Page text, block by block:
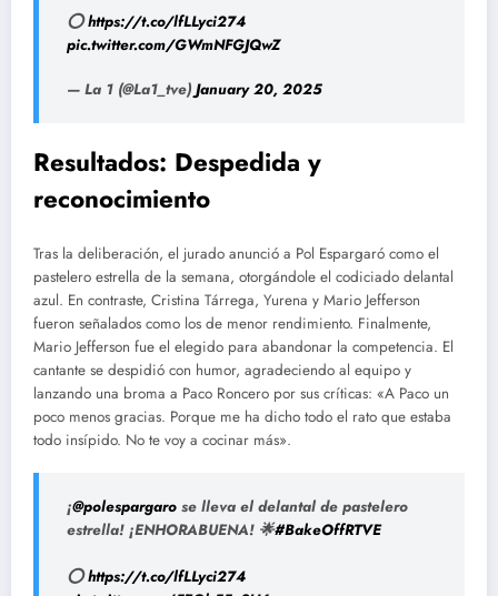
⭕https://t.co/lfLLyci274
pic.twitter.com/GWmNFGJQwZ
— La 1 (@La1_tve) January 20, 2025
Resultados: Despedida y
reconocimiento
Tras la deliberación, el jurado anunció a Pol Espargaró como el
pastelero estrella de la semana, otorgándole el codiciado delantal
azul. En contraste, Cristina Tárrega, Yurena y Mario Jefferson
fueron señalados como los de menor rendimiento. Finalmente,
Mario Jefferson fue el elegido para abandonar la competencia. El
cantante se despidió con humor, agradeciendo al equipo y
lanzando una broma a Paco Roncero por sus críticas: «A Paco un
poco menos gracias. Porque me ha dicho todo el rato que estaba
todo insípido. No te voy a cocinar más».
¡@polespargaro se lleva el delantal de pastelero
estrella! ¡ENHORABUENA! 🌟#BakeOffRTVE
⭕https://t.co/lfLLyci274